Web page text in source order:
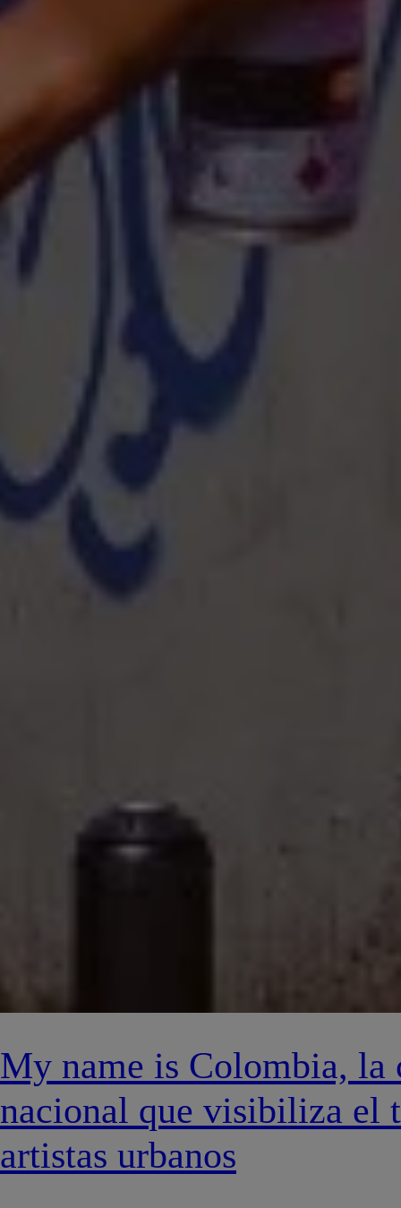
My name is Colombia, la
nacional que visibiliza el
artistas urbanos